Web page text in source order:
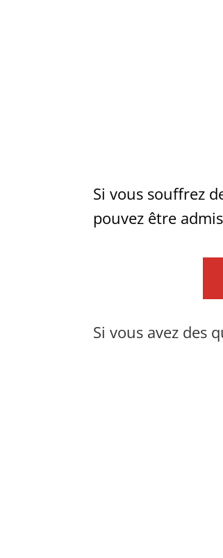
Si vous souffrez
pouvez être
Si vous avez des